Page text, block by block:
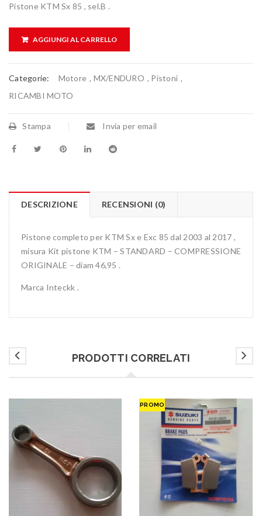
Pistone KTM Sx 85 , sel.B .
AGGIUNGI AL CARRELLO
Categorie: Motore , MX/ENDURO , Pistoni ,
RICAMBI MOTO
Stampa Invia per email
DESCRIZIONE RECENSIONI (0)
Pistone completo per KTM Sx e Exc 85 dal 2003 al 2017 ,
misura Kit pistone KTM – STANDARD – COMPRESSIONE
ORIGINALE – diam 46,95 .
Marca Inteckk .
PRODOTTI CORRELATI
PROMO